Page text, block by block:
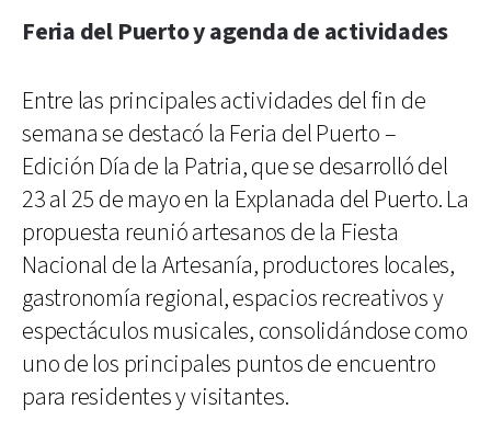
Feria del Puerto y agenda de actividades
Entre las principales actividades del fin de
semana se destacó la Feria del Puerto –
Edición Día de la Patria, que se desarrolló del
23 al 25 de mayo en la Explanada del Puerto. La
propuesta reunió artesanos de la Fiesta
Nacional de la Artesanía, productores locales,
gastronomía regional, espacios recreativos y
espectáculos musicales, consolidándose como
uno de los principales puntos de encuentro
para residentes y visitantes.